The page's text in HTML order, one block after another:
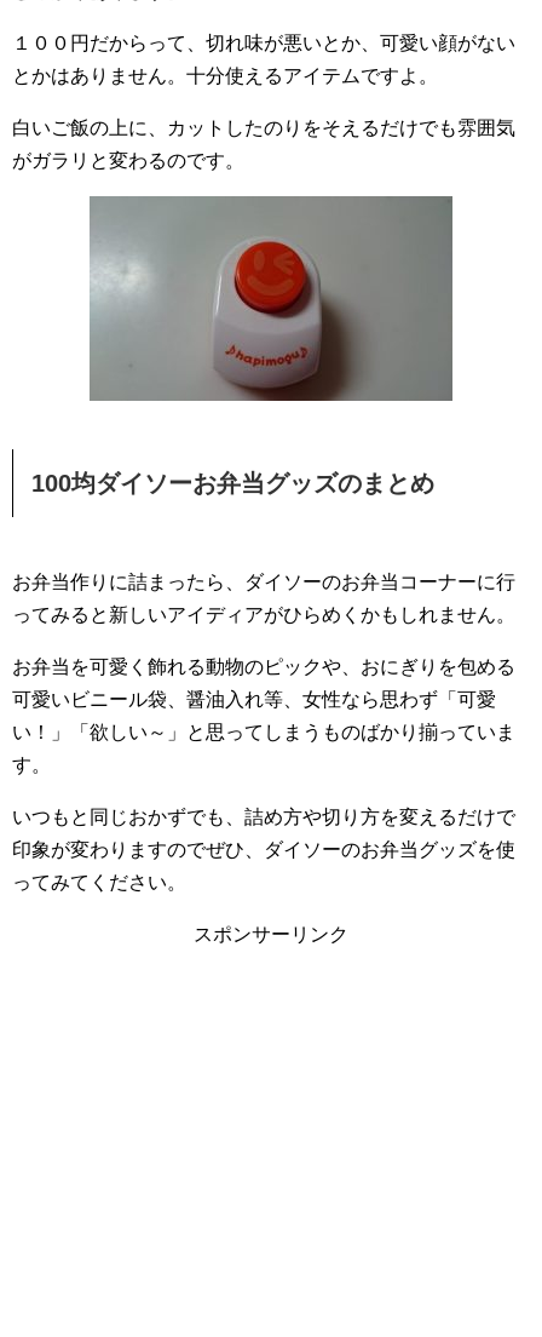
１００円だからって、切れ味が悪いとか、可愛い顔がない
とかはありません。十分使えるアイテムですよ。
白いご飯の上に、カットしたのりをそえるだけでも雰囲気
がガラリと変わるのです。
100均ダイソーお弁当グッズのまとめ
お弁当作りに詰まったら、ダイソーのお弁当コーナーに行
ってみると新しいアイディアがひらめくかもしれません。
お弁当を可愛く飾れる動物のピックや、おにぎりを包める
可愛いビニール袋、醤油入れ等、女性なら思わず「可愛
い！」「欲しい～」と思ってしまうものばかり揃っていま
す。
いつもと同じおかずでも、詰め方や切り方を変えるだけで
印象が変わりますのでぜひ、ダイソーのお弁当グッズを使
ってみてください。
スポンサーリンク